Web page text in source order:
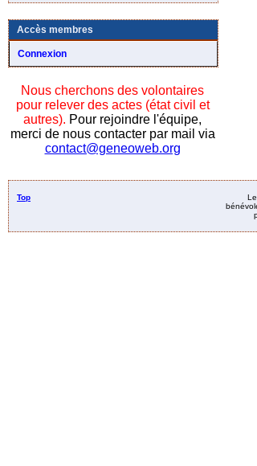
Accès membres
Connexion
Nous cherchons des volontaires
pour relever des actes (état civil et
autres). Pour rejoindre l'équipe,
merci de nous contacter par mail via
contact@geneoweb.org
Top